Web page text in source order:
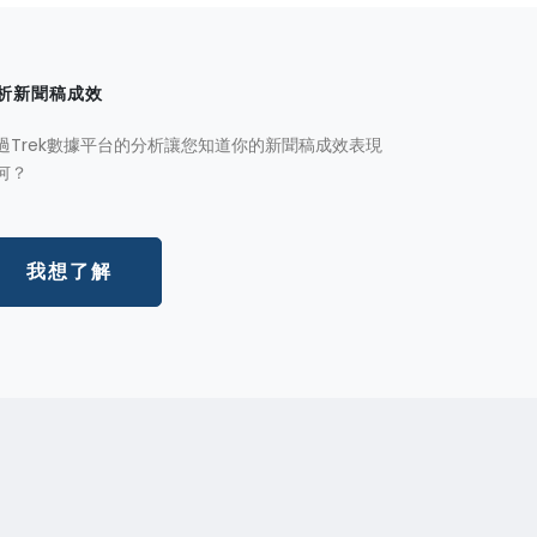
新聞稿成效
Trek數據平台的分析讓您知道你的新聞稿成效表現
？
我想了解